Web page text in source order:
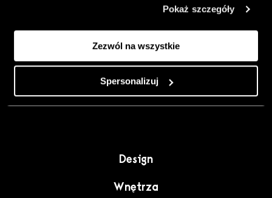
Pokaż szczegóły
Zezwól na wszystkie
Spersonalizuj
rzemiosło jako
punkt wyjścia
do wnętrz
pełnych
charakteru”.
Design
Wnętrza